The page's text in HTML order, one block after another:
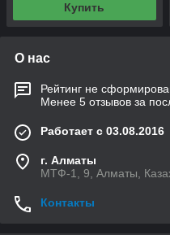
Купить
О нас
Рейтинг не
Менее 5 отзывов за
Работает с 03.08.2016
г. Алматы
МТФ-1, 9, Алматы,
Контакты